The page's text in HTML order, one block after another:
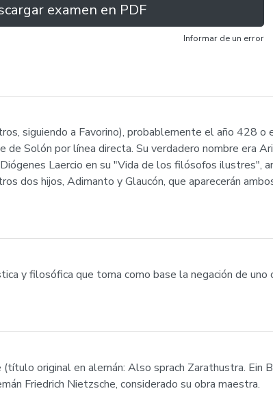
examen en PDF
Informar de un error
siguiendo a Favorino), probablemente el año 428
de Solón por línea directa. Su verdadero nombre era
Laercio en su "Vida de los filósofos ilustres",
dos hijos, Adimanto y Glaucón, que aparecerán
y filosófica que toma como base la negación de
original en alemán: Also sprach Zarathustra. Ein
Friedrich Nietzsche, considerado su obra maestra.